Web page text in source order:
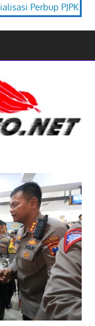
Festival Budaya